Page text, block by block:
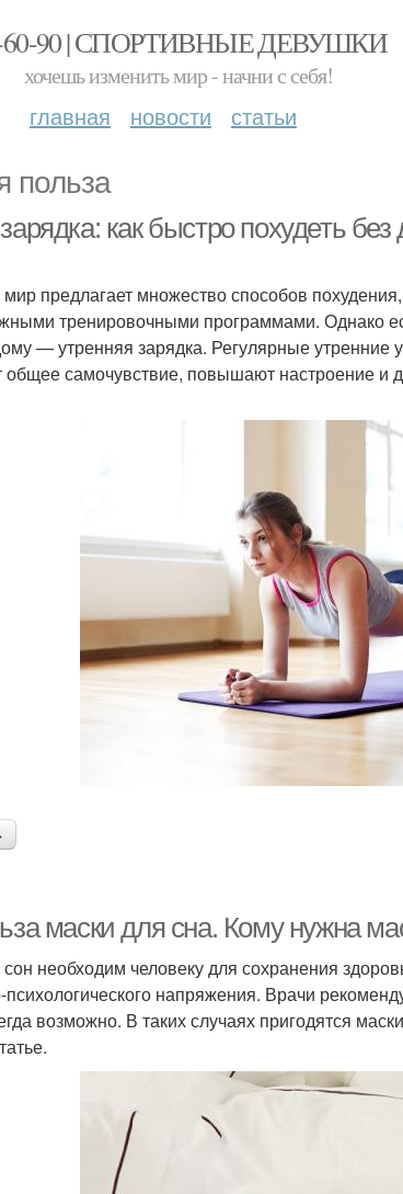
60-90 | СПОРТИВНЫЕ ДЕВУШКИ
хочешь изменить мир - начни с себя!
главная новости статьи
польза
как быстро похудеть без
предлагает множество способов
тренировочными программами. Однако
— утренняя зарядка. Регулярные утренние
самочувствие, повышают настроение и
маски для сна. Кому нужна
необходим человеку для сохранения
напряжения. Врачи
возможно. В таких случаях пригодятся